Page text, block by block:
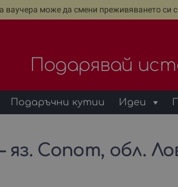
ваучера може да смени преживяването си
Подарявай
Подаръчни кутии Идеи
Сопот, обл.